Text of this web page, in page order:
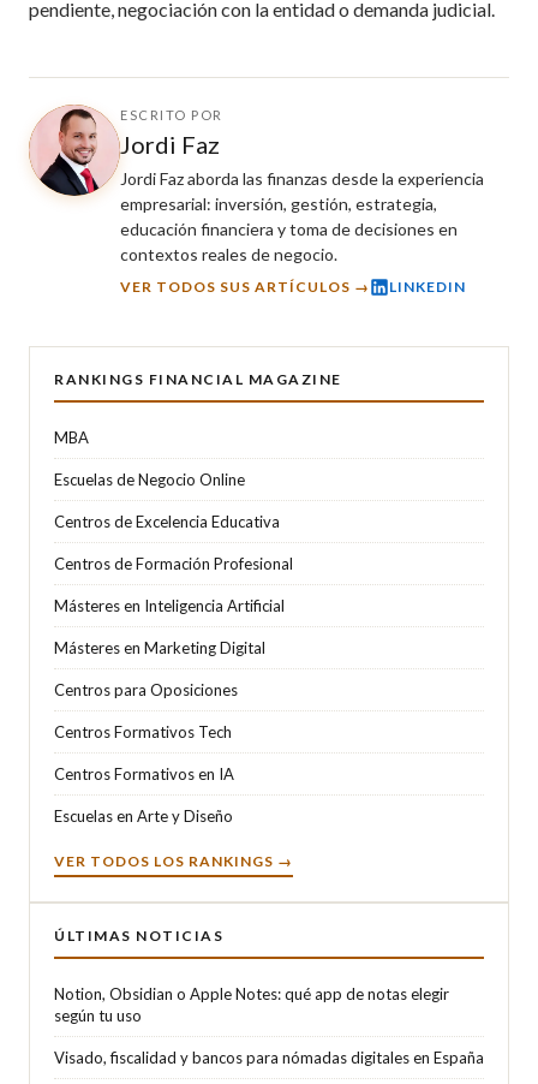
pendiente, negociación con la entidad o demanda judicial.
ESCRITO POR
Jordi Faz
Jordi Faz aborda las finanzas desde la experiencia
empresarial: inversión, gestión, estrategia,
educación financiera y toma de decisiones en
contextos reales de negocio.
VER TODOS SUS ARTÍCULOS → LINKEDIN
RANKINGS FINANCIAL MAGAZINE
MBA
Escuelas de Negocio Online
Centros de Excelencia Educativa
Centros de Formación Profesional
Másteres en Inteligencia Artificial
Másteres en Marketing Digital
Centros para Oposiciones
Centros Formativos Tech
Centros Formativos en IA
Escuelas en Arte y Diseño
VER TODOS LOS RANKINGS →
ÚLTIMAS NOTICIAS
Notion, Obsidian o Apple Notes: qué app de notas elegir
según tu uso
Visado, fiscalidad y bancos para nómadas digitales en España